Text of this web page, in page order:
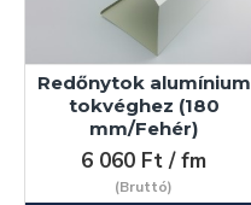
Redőnytok alumínium
tokvéghez (180
mm/Fehér)
6 060 Ft / fm
(Bruttó)